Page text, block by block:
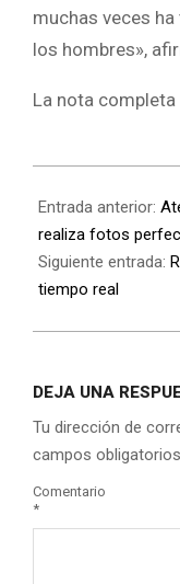
muchas veces
los hombres»,
La nota completa
Entrada anterior:
realiza fotos
Siguiente entrada:
tiempo real
DEJA UNA
Tu dirección de
campos
Comentario
*